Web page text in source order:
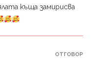
къща замирисва
ОТГОВОР